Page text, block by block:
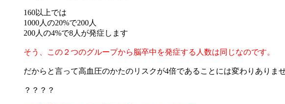
160以上では
1000人の20%で200人
200人の4%で8人が発症します
そう、この２つのグループから脳卒中を発症する人数は同じなのです。
だからと言って高血圧のかたのリスクが4倍であることには変わりありませ
？？？？